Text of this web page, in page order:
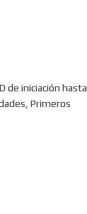
de iniciación hasta
Primeros